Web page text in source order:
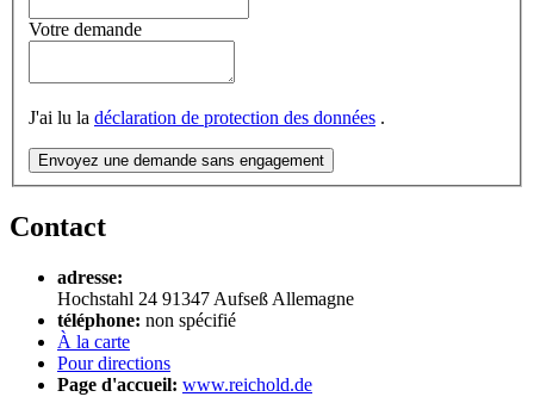
Votre demande
J'ai lu la déclaration de protection des données .
Envoyez une demande sans engagement
Contact
adresse:
Hochstahl 24 91347 Aufseß Allemagne
téléphone: non spécifié
À la carte
Pour directions
Page d'accueil: www.reichold.de